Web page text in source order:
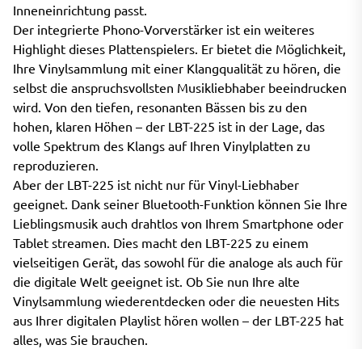
Inneneinrichtung passt.
Der integrierte Phono-Vorverstärker ist ein weiteres
Highlight dieses Plattenspielers. Er bietet die Möglichkeit,
Ihre Vinylsammlung mit einer Klangqualität zu hören, die
selbst die anspruchsvollsten Musikliebhaber beeindrucken
wird. Von den tiefen, resonanten Bässen bis zu den
hohen, klaren Höhen – der LBT-225 ist in der Lage, das
volle Spektrum des Klangs auf Ihren Vinylplatten zu
reproduzieren.
Aber der LBT-225 ist nicht nur für Vinyl-Liebhaber
geeignet. Dank seiner Bluetooth-Funktion können Sie Ihre
Lieblingsmusik auch drahtlos von Ihrem Smartphone oder
Tablet streamen. Dies macht den LBT-225 zu einem
vielseitigen Gerät, das sowohl für die analoge als auch für
die digitale Welt geeignet ist. Ob Sie nun Ihre alte
Vinylsammlung wiederentdecken oder die neuesten Hits
aus Ihrer digitalen Playlist hören wollen – der LBT-225 hat
alles, was Sie brauchen.